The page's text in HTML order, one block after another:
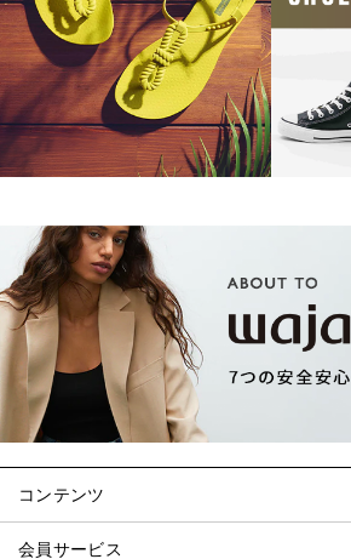
コンテンツ
会員サービス